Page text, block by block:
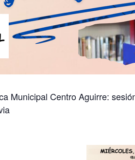
Municipal Centro Aguirre: